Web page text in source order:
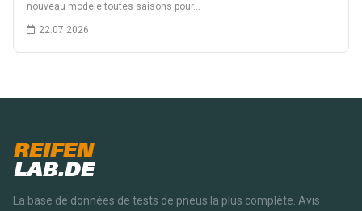
nouveau modèle toutes saisons pour…
22.07.2026
REIFEN
LAB.DE
La base de données de tests de pneus la plus complète. Avis